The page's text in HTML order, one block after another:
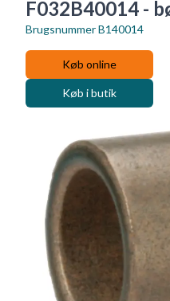
F032B40014 -
BrugsnummerB140014
Køb online
Køb i butik